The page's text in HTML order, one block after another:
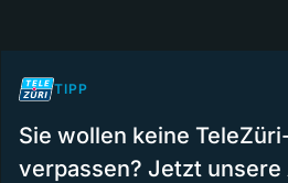
TIPP
Sie wollen keine
verpassen? Jetzt unsere